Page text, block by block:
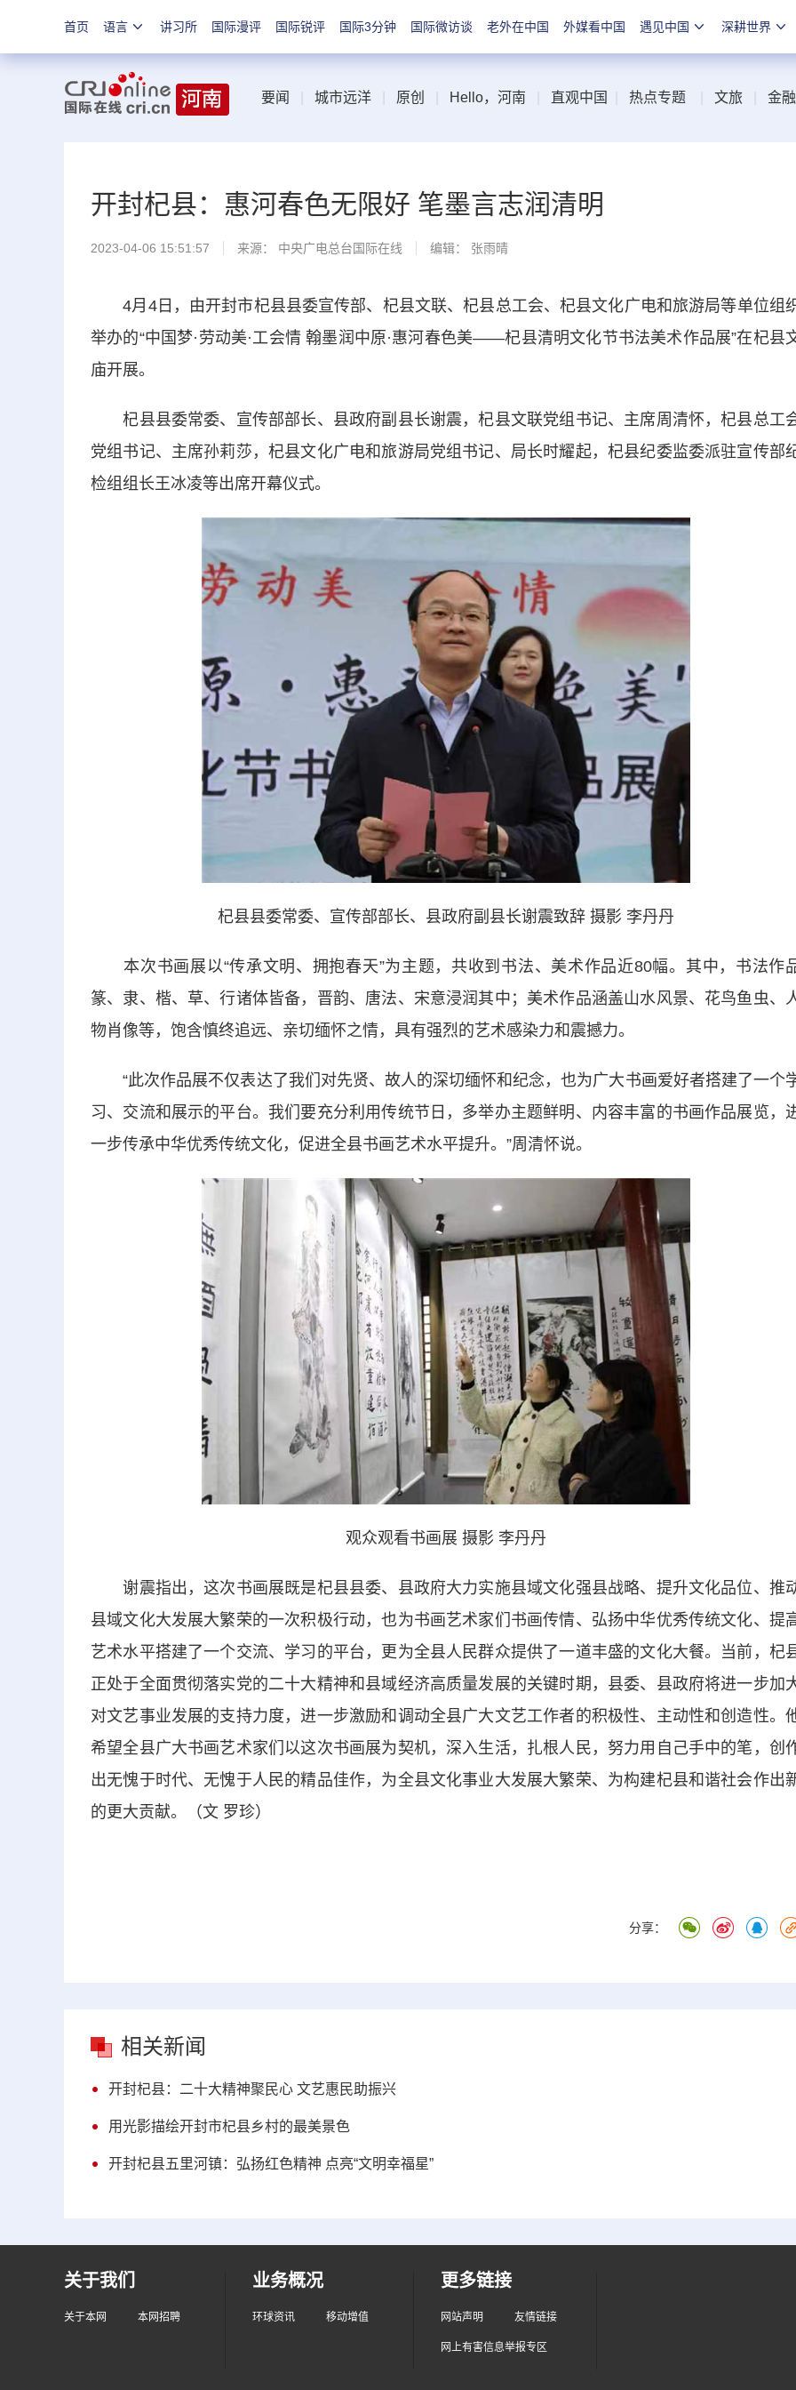
首页 语言 讲习所 国际漫评 国际锐评 国际3分钟 国际微访谈 老外在中国 外媒看中国 遇见中国 深耕世界
要闻 城市远洋 原创 Hello，河南 直观中国 热点专题 文旅 金融
开封杞县：惠河春色无限好 笔墨言志润清明
2023-04-06 15:51:57 来源： 中央广电总台国际在线 编辑： 张雨晴
4月4日，由开封市杞县县委宣传部、杞县文联、杞县总工会、杞县文化广电和旅游局等单位组
举办的“中国梦·劳动美·工会情 翰墨润中原·惠河春色美——杞县清明文化节书法美术作品展”在杞县
庙开展。
杞县县委常委、宣传部部长、县政府副县长谢震，杞县文联党组书记、主席周清怀，杞县总工
党组书记、主席孙莉莎，杞县文化广电和旅游局党组书记、局长时耀起，杞县纪委监委派驻宣传部
检组组长王冰凌等出席开幕仪式。
杞县县委常委、宣传部部长、县政府副县长谢震致辞 摄影 李丹丹
本次书画展以“传承文明、拥抱春天”为主题，共收到书法、美术作品近80幅。其中，书法作
篆、隶、楷、草、行诸体皆备，晋韵、唐法、宋意浸润其中；美术作品涵盖山水风景、花鸟鱼虫、
物肖像等，饱含慎终追远、亲切缅怀之情，具有强烈的艺术感染力和震撼力。
“此次作品展不仅表达了我们对先贤、故人的深切缅怀和纪念，也为广大书画爱好者搭建了一个
习、交流和展示的平台。我们要充分利用传统节日，多举办主题鲜明、内容丰富的书画作品展览，
一步传承中华优秀传统文化，促进全县书画艺术水平提升。”周清怀说。
观众观看书画展 摄影 李丹丹
谢震指出，这次书画展既是杞县县委、县政府大力实施县域文化强县战略、提升文化品位、推
县域文化大发展大繁荣的一次积极行动，也为书画艺术家们书画传情、弘扬中华优秀传统文化、提
艺术水平搭建了一个交流、学习的平台，更为全县人民群众提供了一道丰盛的文化大餐。当前，杞
正处于全面贯彻落实党的二十大精神和县域经济高质量发展的关键时期，县委、县政府将进一步加
对文艺事业发展的支持力度，进一步激励和调动全县广大文艺工作者的积极性、主动性和创造性。
希望全县广大书画艺术家们以这次书画展为契机，深入生活，扎根人民，努力用自己手中的笔，创
出无愧于时代、无愧于人民的精品佳作，为全县文化事业大发展大繁荣、为构建杞县和谐社会作出
的更大贡献。（文 罗珍）
分享：
相关新闻
开封杞县：二十大精神聚民心 文艺惠民助振兴
用光影描绘开封市杞县乡村的最美景色
开封杞县五里河镇：弘扬红色精神 点亮“文明幸福星”
关于我们
关于本网 本网招聘
业务概况
环球资讯 移动增值
更多链接
网站声明 友情链接
网上有害信息举报专区